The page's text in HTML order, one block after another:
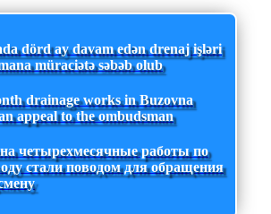
dörd ay davam edən drenaj işləri
müraciətə səbəb olub
drainage works in Buzovna
appeal to the ombudsman
четырехмесячные работы по
стали поводом для обращения